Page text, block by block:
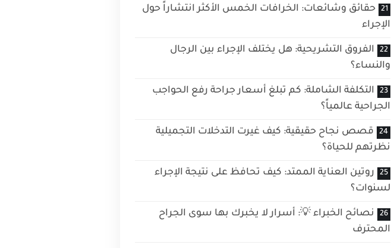
حقائق وشائعات: الخرافات الخمس الأكثر انتشاراً حول
الإجراء
الفروق التشريحية: هل يختلف الإجراء بين الرجال
والنساء؟
التكلفة الشاملة: كم تبلغ أسعار جراحة رفع الحواجب
الجراحية عالمياً؟
قصص نجاح حقيقية: كيف غيرت التدخلات التجميلية
نظرتهم للحياة؟
روتين العناية الممتد: كيف تحافظ على نتيجة الإجراء
لسنوات؟
نصائح الخبراء 💡: أسرار لا يخبرك بها سوى الجراح
المحترف